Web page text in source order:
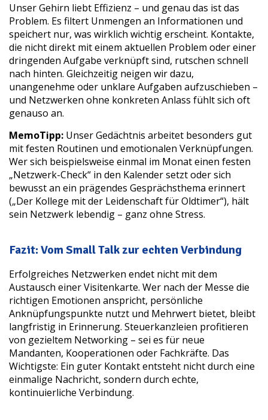
Unser Gehirn liebt Effizienz – und genau das ist das
Problem. Es filtert Unmengen an Informationen und
speichert nur, was wirklich wichtig erscheint. Kontakte,
die nicht direkt mit einem aktuellen Problem oder einer
dringenden Aufgabe verknüpft sind, rutschen schnell
nach hinten. Gleichzeitig neigen wir dazu,
unangenehme oder unklare Aufgaben aufzuschieben –
und Netzwerken ohne konkreten Anlass fühlt sich oft
genauso an.
MemoTipp: Unser Gedächtnis arbeitet besonders gut
mit festen Routinen und emotionalen Verknüpfungen.
Wer sich beispielsweise einmal im Monat einen festen
„Netzwerk-Check“ in den Kalender setzt oder sich
bewusst an ein prägendes Gesprächsthema erinnert
(„Der Kollege mit der Leidenschaft für Oldtimer“), hält
sein Netzwerk lebendig – ganz ohne Stress.
Fazit: Vom Small Talk zur echten Verbindung
Erfolgreiches Netzwerken endet nicht mit dem
Austausch einer Visitenkarte. Wer nach der Messe die
richtigen Emotionen anspricht, persönliche
Anknüpfungspunkte nutzt und Mehrwert bietet, bleibt
langfristig in Erinnerung. Steuerkanzleien profitieren
von gezieltem Networking – sei es für neue
Mandanten, Kooperationen oder Fachkräfte. Das
Wichtigste: Ein guter Kontakt entsteht nicht durch eine
einmalige Nachricht, sondern durch echte,
kontinuierliche Verbindung.